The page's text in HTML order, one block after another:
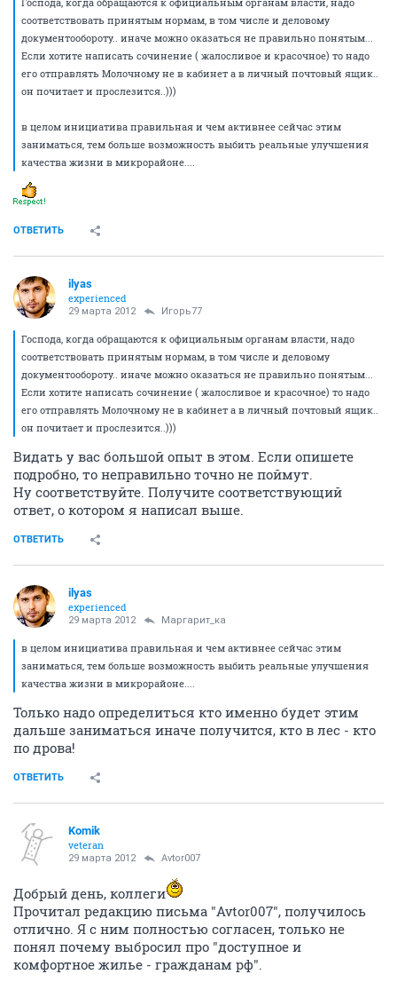
соответствовать принятым нормам, в том числе и деловому
документообороту.. иначе можно оказаться не правильно понятым...
Если хотите написать сочинение ( жалосливое и красочное) то надо
его отправлять Молочному не в кабинет а в личный почтовый ящик..
он почитает и прослезится..)))
в целом инициатива правильная и чем активнее сейчас этим
заниматься, тем больше возможность выбить реальные улучшения
качества жизни в микрорайоне....
ОТВЕТИТЬ
ilyas
experienced
29 марта 2012 Игорь77
Господа, когда обращаются к официальным органам власти, надо
соответствовать принятым нормам, в том числе и деловому
документообороту.. иначе можно оказаться не правильно понятым...
Если хотите написать сочинение ( жалосливое и красочное) то надо
его отправлять Молочному не в кабинет а в личный почтовый ящик..
он почитает и прослезится..)))
Видать у вас большой опыт в этом. Если опишете
подробно, то неправильно точно не поймут.
Ну соответствуйте. Получите соответствующий
ответ, о котором я написал выше.
ОТВЕТИТЬ
ilyas
experienced
29 марта 2012 Маргарит_ка
в целом инициатива правильная и чем активнее сейчас этим
заниматься, тем больше возможность выбить реальные улучшения
качества жизни в микрорайоне....
Только надо определиться кто именно будет этим
дальше заниматься иначе получится, кто в лес - кто
по дрова!
ОТВЕТИТЬ
Komik
veteran
29 марта 2012 Avtor007
Добрый день, коллеги
Прочитал редакцию письма "Avtor007", получилось
отлично. Я с ним полностью согласен, только не
понял почему выбросил про "доступное и
комфортное жилье - гражданам рф".